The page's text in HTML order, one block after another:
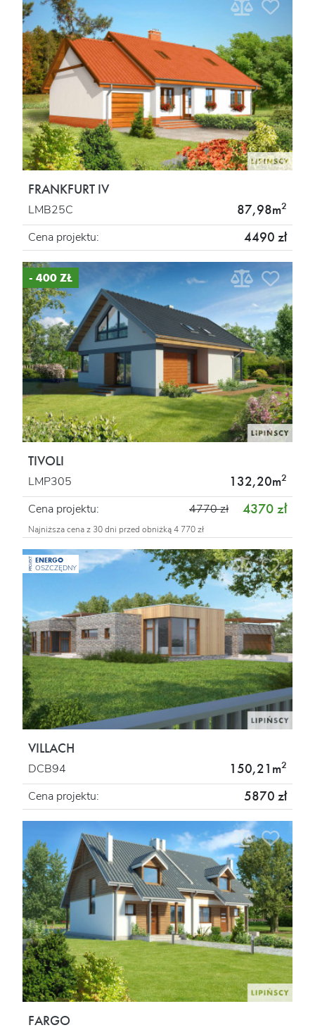
FRANKFURT IV
LMB25C 87,98m2
Cena projektu: 4490 zł
- 400 ZŁ
TIVOLI
LMP305 132,20m2
Cena projektu: 4370 zł
4770 zł
Najniższa cena z 30 dni przed obniżką 4 770 zł
PROJEKT ENERGO
OSZCZĘDNY
VILLACH
DCB94 150,21m2
Cena projektu: 5870 zł
FARGO